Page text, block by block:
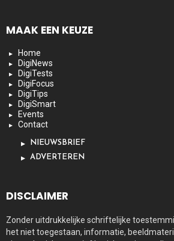
MAAK EEN KEUZE
Home
DigiNews
DigiTests
DigiFocus
DigiTips
DigiSmart
Events
Contact
NIEUWSBRIEF
ADVERTEREN
DISCLAIMER
Zonder uitdrukkelijke schriftelijke
het niet toegestaan, informatie,